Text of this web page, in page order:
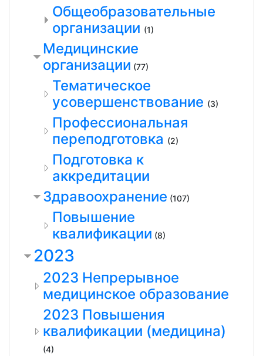
Общеобразовательные
организации (1)
Медицинские
организации (77)
Тематическое
усовершенствование (3)
Профессиональная
переподготовка (2)
Подготовка к
аккредитации
Здравоохранение (107)
Повышение
квалификации (8)
2023
2023 Непрерывное
медицинское образование
2023 Повышения
квалификации (медицина)
(4)